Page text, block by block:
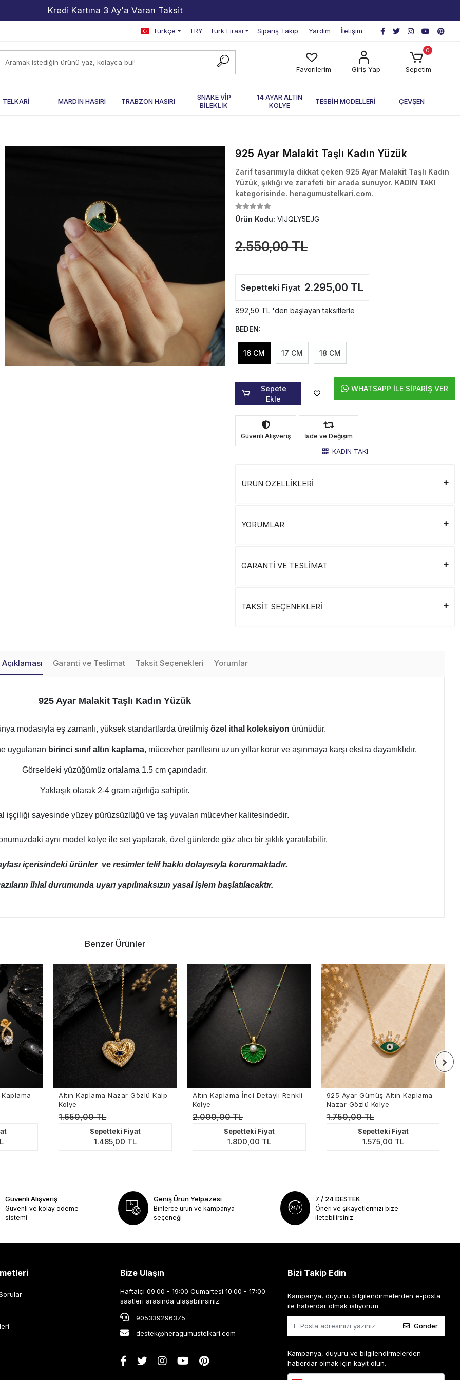
2000 TL ve Üzeri Alışverişlerde Kargo Bedava!
Türkçe TRY - Türk Lirası Sipariş Takip Yardım İletişim
Favorilerim Giriş Yap
0
Sepetim
TELKARİ MARDİN HASIRI TRABZON HASIRI
SNAKE VİP
BİLEKLİK
14 AYAR ALTIN
KOLYE
TESBİH MODELLERİ ÇEVŞEN
925 Ayar Malakit Taşlı Kadın Yüzük
Zarif tasarımıyla dikkat çeken 925 Ayar Malakit Taşlı Kadın
Yüzük, şıklığı ve zarafeti bir arada sunuyor. KADIN TAKI
kategorisinde. heragumustelkari.com.
Ürün Kodu: VIJQLY5EJG
2.550,00 TL
Sepetteki Fiyat 2.295,00 TL
892,50 TL 'den başlayan taksitlerle
BEDEN:
16 CM 17 CM 18 CM
Sepete
Ekle
WHATSAPP İLE SİPARİŞ VER
Güvenli Alışveriş İade ve Değişim
KADIN TAKI
ÜRÜN ÖZELLİKLERİ
YORUMLAR
GARANTİ VE TESLİMAT
TAKSİT SEÇENEKLERİ
Garanti ve Teslimat Taksit Seçenekleri Yorumlar
925 Ayar Malakit Taşlı Kadın Yüzük
modasıyla eş zamanlı, yüksek standartlarda üretilmiş özel ithal koleksiyon ürünüdür.
uygulanan birinci sınıf altın kaplama, mücevher parıltısını uzun yıllar korur ve aşınmaya karşı ekstra dayanıklıdır.
Görseldeki yüzüğümüz ortalama 1.5 cm çapındadır.
Yaklaşık olarak 2-4 gram ağırlığa sahiptir.
işçiliği sayesinde yüzey pürüzsüzlüğü ve taş yuvaları mücevher kalitesindedir.
aynı model kolye ile set yapılarak, özel günlerde göz alıcı bir şıklık yaratılabilir.
içerisindeki ürünler ve resimler telif hakkı dolayısıyla korunmaktadır.
ihlal durumunda uyarı yapılmaksızın yasal işlem başlatılacaktır.
Benzer Ürünler
Nazar Gözlü Kalp
Altın Kaplama İnci Detaylı Renkli
925 Ayar Gümüş Altın Kaplama
Altın Kaplama Renkli
Halka Küpe
Güvenli Alışveriş
Güvenli ve kolay ödeme
sistemi
Geniş Ürün Yelpazesi
Binlerce ürün ve kampanya
seçeneği
7 / 24 DESTEK
Öneri ve şikayetlerinizi bize
iletebilirsiniz.
Bize Ulaşın
Haftaiçi 09:00 - 19:00 Cumartesi 10:00 - 17:00
saatleri arasında ulaşabilirsiniz.
905339296375
destek@heragumustelkari.com
Bizi Takip Edin
Kampanya, duyuru, bilgilendirmelerden e-posta
ile haberdar olmak istiyorum.
Gönder
Kampanya, duyuru ve bilgilendirmelerden
haberdar olmak için kayıt olun.